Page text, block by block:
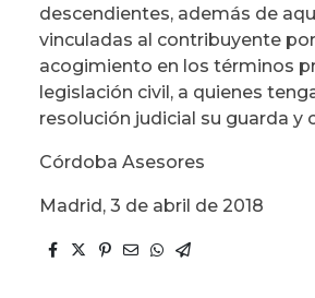
descendientes, además de
vinculadas al contribuyente
acogimiento en los términos
legislación civil, a quienes
resolución judicial su guarda y
Córdoba Asesores
Madrid, 3 de abril de 2018